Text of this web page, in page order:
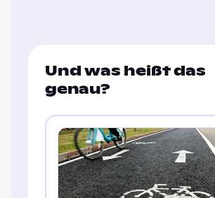
Und was heißt das
genau?